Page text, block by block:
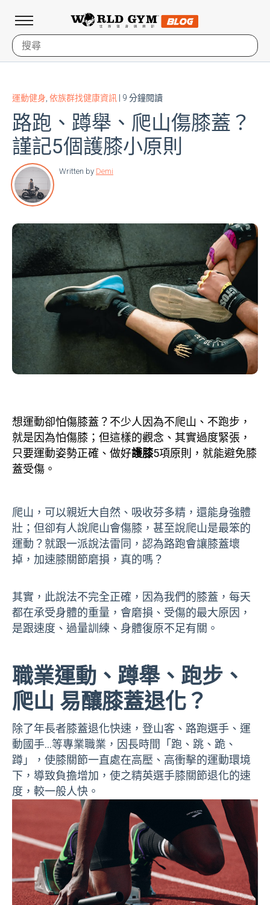
運動健身 依族群找健康資訊 | 9 分鐘閱讀
路跑、蹲舉、爬山傷膝蓋？
謹記5個護膝小原則
Written by Demi
想運動卻怕傷膝蓋？不少人因為不爬山、不跑步，
就是因為怕傷膝；但這樣的觀念、其實過度緊張，
只要運動姿勢正確、做好護膝5項原則，就能避免膝
蓋受傷。
爬山，可以親近大自然、吸收芬多精，還能身強體
壯；但卻有人說爬山會傷膝，甚至說爬山是最笨的
運動？就跟一派說法雷同，認為路跑會讓膝蓋壞
掉，加速膝關節磨損，真的嗎？
其實，此說法不完全正確，因為我們的膝蓋，每天
都在承受身體的重量，會磨損、受傷的最大原因，
是跟速度、過量訓練、身體復原不足有關。
職業運動、蹲舉、跑步、
爬山 易釀膝蓋退化？
除了年長者膝蓋退化快速，登山客、路跑選手、運
動國手…等專業職業，因長時間「跑、跳、跪、
蹲」，使膝關節一直處在高壓、高衝擊的運動環境
下，導致負擔增加，使之精英選手膝關節退化的速
度，較一般人快。